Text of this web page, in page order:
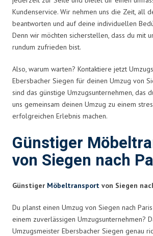
Kundenservice. Wir nehmen uns die Zeit, all
beantworten und auf deine individuellen
Denn wir möchten sicherstellen, dass du mit
rundum zufrieden bist.
Also, warum warten? Kontaktiere jetzt
Ebersbacher Siegen für deinen Umzug von
sind das günstige Umzugsunternehmen, das
uns gemeinsam deinen Umzug zu einem
erfolgreichen Erlebnis machen.
Günstiger
von Siegen nach
Günstiger Möbeltransport von Siegen
Du planst einen Umzug von Siegen nach
einem zuverlässigen Umzugsunternehmen?
Umzugsmeister Ebersbacher Siegen genau